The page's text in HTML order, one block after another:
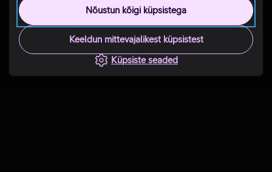
Nõustun kõigi küpsistega
Keeldun mittevajalikest küpsistest
Küpsiste seaded